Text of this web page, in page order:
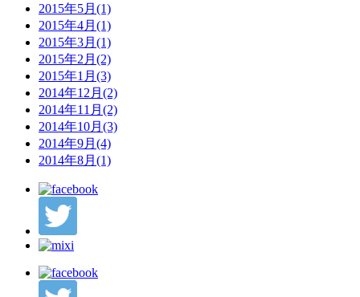
2015年5月(1)
2015年4月(1)
2015年3月(1)
2015年2月(2)
2015年1月(3)
2014年12月(2)
2014年11月(2)
2014年10月(3)
2014年9月(4)
2014年8月(1)